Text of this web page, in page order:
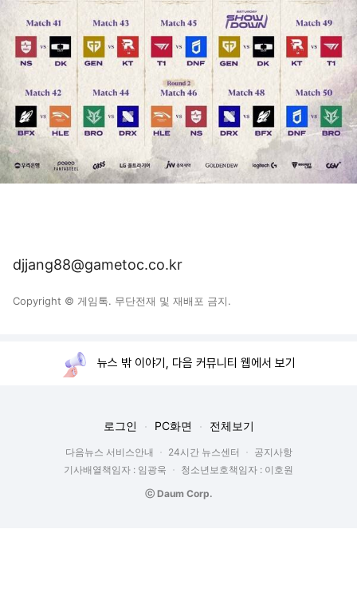
djjang88@gametoc.co.kr
Copyright © 게임톡. 무단전재 및 재배포 금지.
뉴스 밖 이야기, 다음 커뮤니티 웹에서 보기
로그인 PC화면 전체보기
다음뉴스 서비스안내 24시간 뉴스센터
공지사항
기사배열책임자 : 임광욱
청소년보호책임자 : 이호원
ⓒ Daum Corp.